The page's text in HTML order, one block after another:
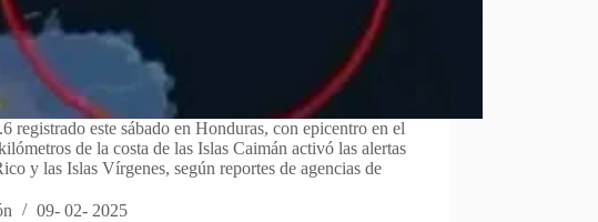
registrado este sábado en Honduras, con epicentro en el
de la costa de las Islas Caimán activó las alertas
y las Islas Vírgenes, según reportes de agencias de
09- 02- 2025